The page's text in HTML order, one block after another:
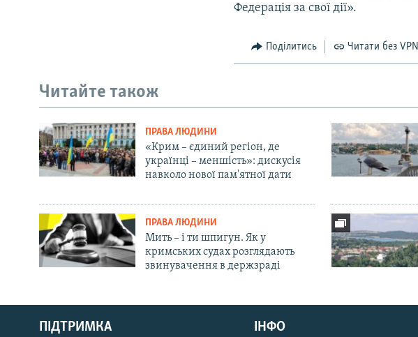
Русский
Qırımtatar
Федерація за свої дії».
Поділитись Читати без VPN
Читайте також
ПРАВА ЛЮДИНИ
«Крим – єдиний регіон, де
українці – меншість»: дискусія
навколо нової пам'ятної дати
ПРАВА ЛЮДИНИ
Мить – і ти шпигун. Як у
кримських судах розглядають
звинувачення в держзраді
ПІДТРИМКА ІНФО